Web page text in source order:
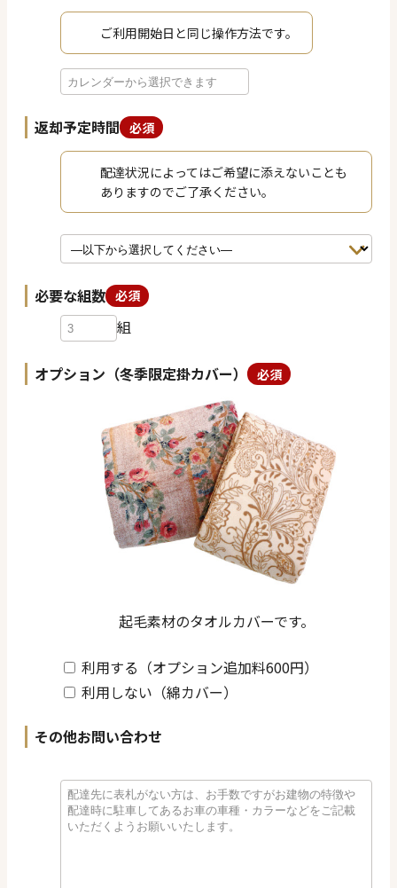
ご利用開始日と同じ操作方法です。
返却予定時間 必須
配達状況によってはご希望に添えないことも
ありますのでご了承ください。
必要な組数 必須
組
オプション（冬季限定掛カバー） 必須
起毛素材のタオルカバーです。
利用する（オプション追加料600円）
利用しない（綿カバー）
その他お問い合わせ